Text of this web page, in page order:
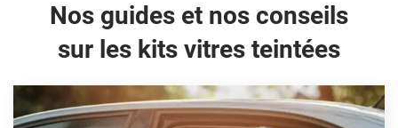
Skoda
Tesla
Toyota
Volkswagen
Nos guides et nos conseils
sur les kits vitres teintées